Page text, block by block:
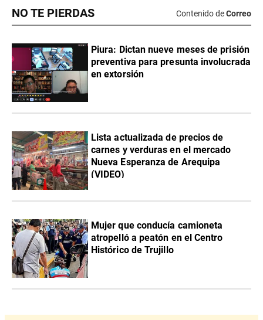
NO TE PIERDAS Contenido deCorreo
Piura: Dictan nueve meses de prisión
preventiva para presunta involucrada
en extorsión
Lista actualizada de precios de
carnes y verduras en el mercado
Nueva Esperanza de Arequipa
(VIDEO)
Mujer que conducía camioneta
atropelló a peatón en el Centro
Histórico de Trujillo